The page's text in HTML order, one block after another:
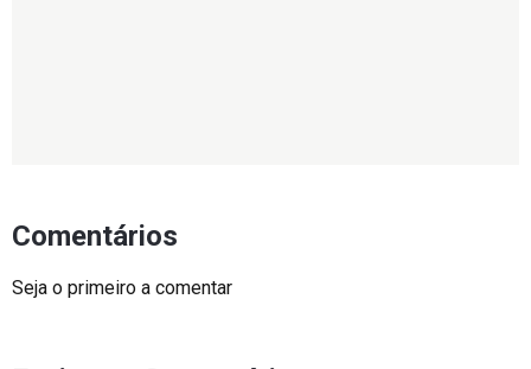
Comentários
Seja o primeiro a comentar